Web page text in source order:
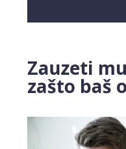
Zauzeti
zašto baš